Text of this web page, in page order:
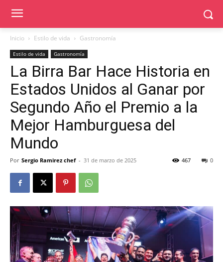
Inicio Estilo de vida Gastronomía
Estilo de vida Gastronomía
La Birra Bar Hace Historia en
Estados Unidos al Ganar por
Segundo Año el Premio a la
Mejor Hamburguesa del
Mundo
Por Sergio Ramirez chef - 31 de marzo de 2025 0
467